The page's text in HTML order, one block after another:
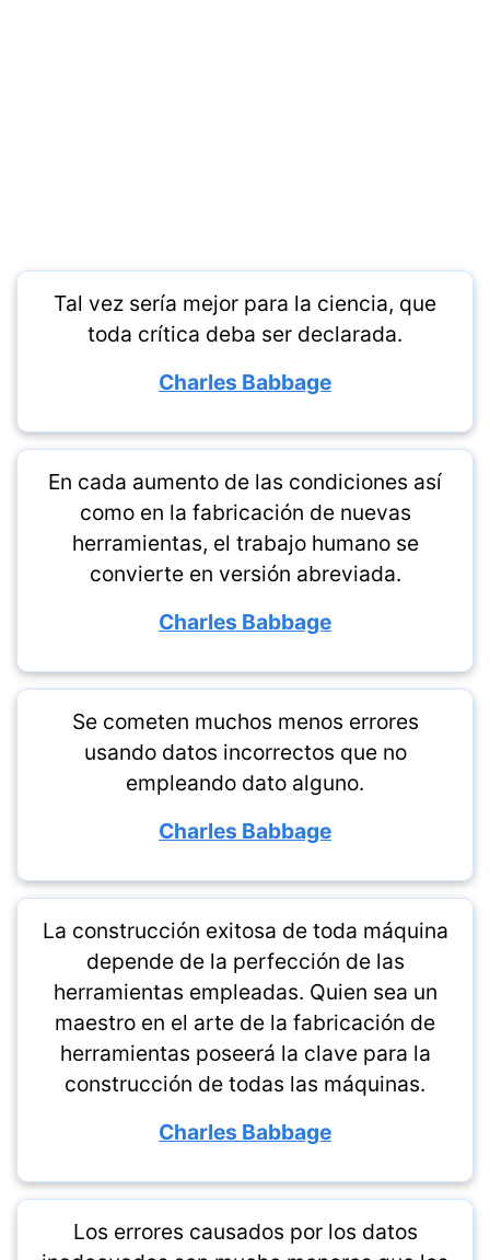
Tal vez sería mejor para la ciencia, que
toda crítica deba ser declarada.
Charles Babbage
En cada aumento de las condiciones así
como en la fabricación de nuevas
herramientas, el trabajo humano se
convierte en versión abreviada.
Charles Babbage
Se cometen muchos menos errores
usando datos incorrectos que no
empleando dato alguno.
Charles Babbage
La construcción exitosa de toda máquina
depende de la perfección de las
herramientas empleadas. Quien sea un
maestro en el arte de la fabricación de
herramientas poseerá la clave para la
construcción de todas las máquinas.
Charles Babbage
Los errores causados por los datos